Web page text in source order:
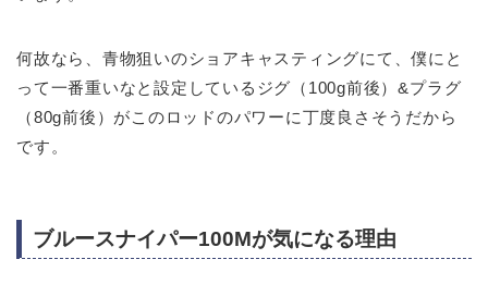
何故なら、青物狙いのショアキャスティングにて、僕にと
って一番重いなと設定しているジグ（100g前後）&プラグ
（80g前後）がこのロッドのパワーに丁度良さそうだから
です。
ブルースナイパー100Mが気になる理由